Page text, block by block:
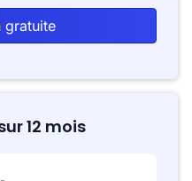
gratuite
12 mois